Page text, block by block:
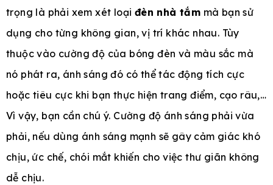
trọng là phải xem xét loại đèn nhà tắm mà bạn sử
dụng cho từng không gian, vị trí khác nhau. Tùy
thuộc vào cường độ của bóng đèn và màu sắc mà
nó phát ra, ánh sáng đó có thể tác động tích cực
hoặc tiêu cực khi bạn thực hiện trang điểm, cạo râu,…
Vì vậy, bạn cần chú ý. Cường độ ánh sáng phải vừa
phải, nếu dùng ánh sáng mạnh sẽ gây cảm giác khó
chịu, ức chế, chói mắt khiến cho việc thư giãn không
dễ chịu.